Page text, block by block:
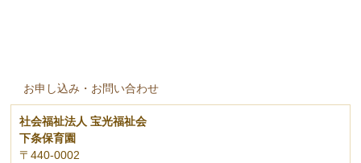
お申し込み・お問い合わせ
社会福祉法人 宝光福祉会
下条保育園
〒440-0002